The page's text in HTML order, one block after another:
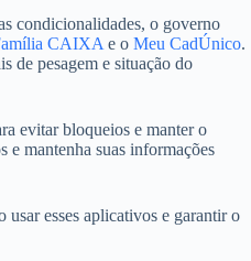
condicionalidades, o governo
CAIXA e o Meu CadÚnico.
de pesagem e situação do
evitar bloqueios e manter o
mantenha suas informações
esses aplicativos e garantir o